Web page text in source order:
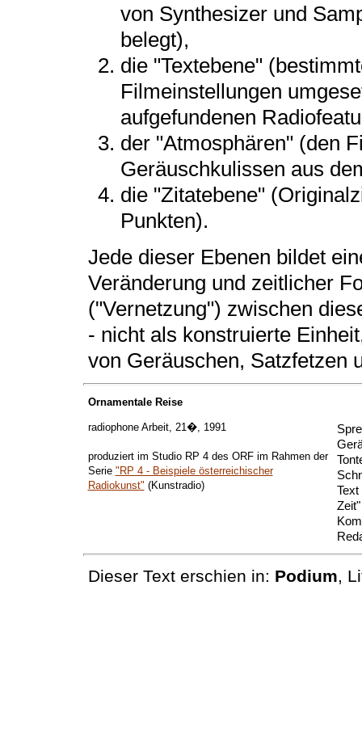
von Synthesizer und
belegt),
die "Textebene"
Filmeinstellungen
aufgefundenen
der "Atmosphären" (den
Geräuschkulissen aus
die "Zitatebene"
Punkten).
Jede dieser Ebenen bildet
Veränderung und zeitlicher
("Vernetzung") zwischen
- nicht als konstruierte
von Geräuschen, Satzfetzen
Ornamentale Reise
radiophone Arbeit, 21�, 1991
produziert im Studio RP 4 des ORF im Rahmen der
Serie "RP 4 - Beispiele österreichischer
Radiokunst" (Kunstradio)
Dieser Text erschien in: Podium,